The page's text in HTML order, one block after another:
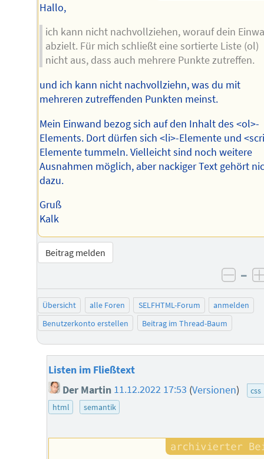
Hallo,
ich kann nicht nachvollziehen, worauf dein
abzielt. Für mich schließt eine sortierte Liste (ol)
nicht aus, dass auch mehrere Punkte zutreffen.
und ich kann nicht nachvollziehn, was du mit
mehreren zutreffenden Punkten meinst.
Mein Einwand bezog sich auf den Inhalt des <ol>-
Elements. Dort dürfen sich <li>-Elemente und
Elemente tummeln. Vielleicht sind noch weitere
Ausnahmen möglich, aber nackiger Text gehört
dazu.
Gruß
Kalk
Beitrag melden
–
Übersicht alle Foren SELFHTML-Forum
anmelden
Benutzerkonto erstellen
Beitrag im Thread-Baum
Listen im Fließtext
Der Martin 11.12.2022 17:53 (Versionen)
css
html
semantik